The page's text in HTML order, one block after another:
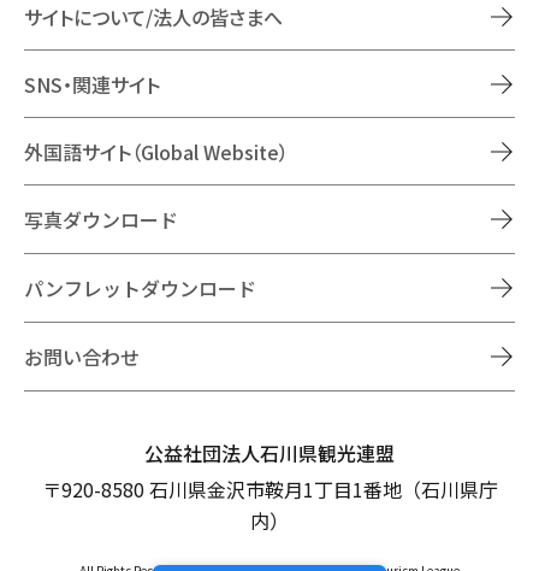
サイトについて/法人の皆さまへ
SNS・関連サイト
外国語サイト（Global Website）
写真ダウンロード
パンフレットダウンロード
お問い合わせ
公益社団法人石川県観光連盟
〒920-8580 石川県金沢市鞍月1丁目1番地（石川県庁
内）